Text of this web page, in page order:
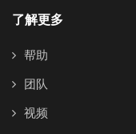
了解更多
帮助
团队
视频